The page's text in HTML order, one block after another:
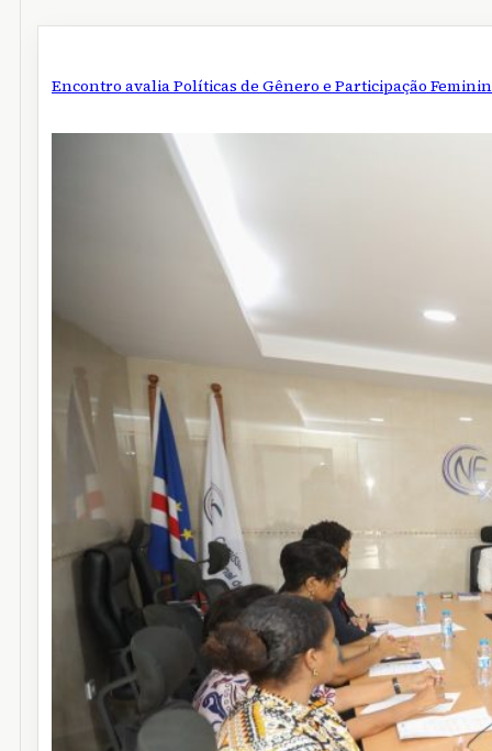
Encontro avalia Políticas de Gênero e Participação